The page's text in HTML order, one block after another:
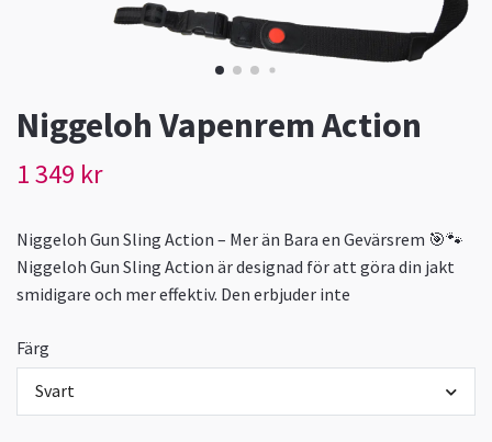
Niggeloh Vapenrem Action
1 349 kr
Niggeloh Gun Sling Action – Mer än Bara en Gevärsrem 🎯🐾
Niggeloh Gun Sling Action är designad för att göra din jakt
smidigare och mer effektiv. Den erbjuder inte
Färg
Svart